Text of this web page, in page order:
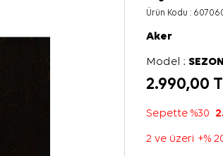
Ürün Kodu :
Aker
Model :
2.990,00
Sepette %30
2 ve üzeri +%